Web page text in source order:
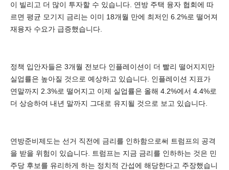
이 빌리고 더 많이 투자할 수 있습니다. 연방 주택 융자 협회에 따
르면 평균 모기지 금리는 이미 18개월 만에 최저인 6.2%로 떨어져
재융자 수요가 급증했습니다.
정책 입안자들은 3개월 전보다 인플레이션이 더 빨리 떨어지지만
실업률은 높아질 것으로 예상하고 있습니다. 인플레이션 지표가
연말까지 2.3%로 떨어지고 이제 실업률은 올해 4.2%에서 4.4%로
더 상승하여 내년 말까지 그대로 유지될 것으로 보고 있습니다.
연방준비제도는 선거 직전에 금리를 인하함으로써 트럼프의 공격
을 받을 위험이 있습니다. 트럼프는 지금 금리를 인하하는 것은 민
주당 후보를 유리하게 하는 정치적 간섭에 해당한다고 주장했습니